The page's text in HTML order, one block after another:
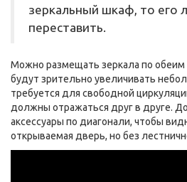
зеркальный шкаф, то его
переставить.
Можно размещать зеркала по
будут зрительно увеличивать
требуется для свободной
должны отражаться друг в друге.
аксессуары по диагонали, чтобы
открываемая дверь, но без